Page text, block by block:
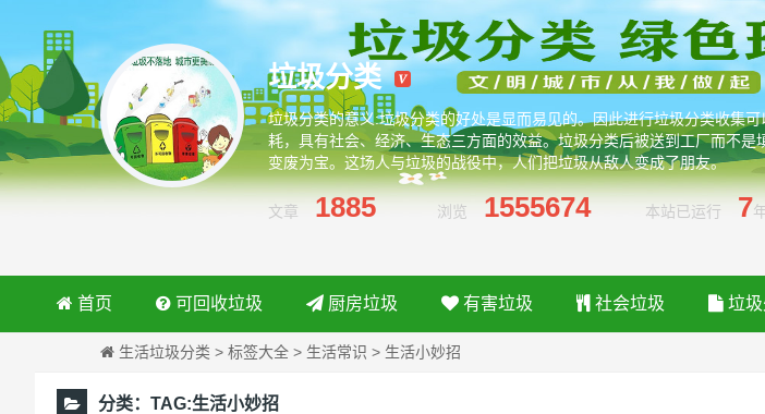
绿色环保从我做起
垃圾分类
垃圾分类的意义:垃圾分类的好处是显而易见的。因此进行垃圾分类收集
耗，具有社会、经济、生态三方面的效益。垃圾分类后被送到工厂而不
变废为宝。这场人与垃圾的战役中，人们把垃圾从敌人变成了朋友。
文章 1885 浏览 1555674 本站已运行 7
首页 可回收垃圾 厨房垃圾 有害垃圾 社会垃圾 垃
生活垃圾分类 > 标签大全 > 生活常识 > 生活小妙招
分类： TAG:生活小妙招